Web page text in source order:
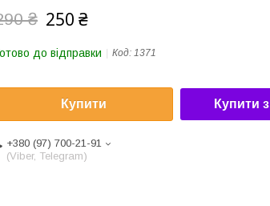
₴ 250 ₴
до відправки Код: 1371
Купити Купити з
+380 (97) 700-21-91
(Viber, Telegram)